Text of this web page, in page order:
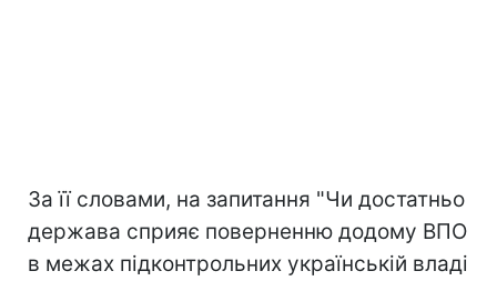
За її словами, на запитання "Чи достатньо
держава сприяє поверненню додому ВПО
в межах підконтрольних українській владі